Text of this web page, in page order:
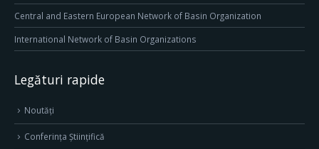
Central and Eastern European Network of Basin Organization
International Network of Basin Organizations
Legături rapide
Noutăți
Conferința Științifică